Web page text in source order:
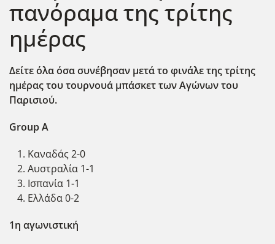
πανόραμα της τρίτης
ημέρας
Δείτε όλα όσα συνέβησαν μετά το φινάλε της τρίτης
ημέρας του τουρνουά μπάσκετ των Αγώνων του
Παρισιού.
Group A
Καναδάς 2-0
Αυστραλία 1-1
Ισπανία 1-1
Ελλάδα 0-2
1η αγωνιστική